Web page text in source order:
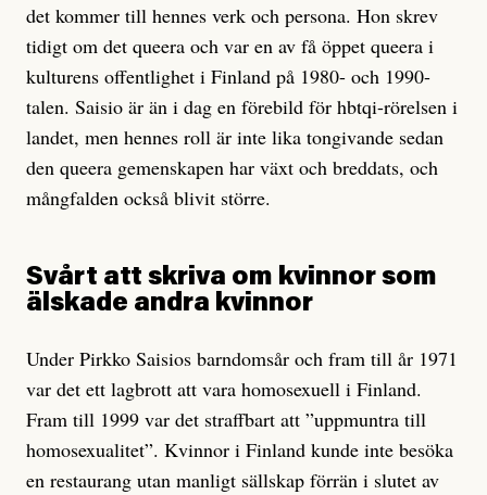
det kommer till hennes verk och persona. Hon skrev
tidigt om det queera och var en av få öppet queera i
kulturens offentlighet i Finland på 1980- och 1990-
talen. Saisio är än i dag en förebild för hbtqi-rörelsen i
landet, men hennes roll är inte lika tongivande sedan
den queera gemenskapen har växt och breddats, och
mångfalden också blivit större.
Svårt att skriva om kvinnor som
älskade andra kvinnor
Under Pirkko Saisios barndomsår och fram till år 1971
var det ett lagbrott att vara homosexuell i Finland.
Fram till 1999 var det straffbart att ”uppmuntra till
homosexualitet”. Kvinnor i Finland kunde inte besöka
en restaurang utan manligt sällskap förrän i slutet av